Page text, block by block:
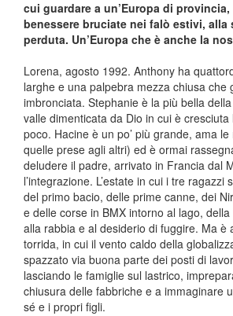
cui guardare a un’Europa di
benessere bruciate nei falò estivi, alla
perduta. Un’Europa che è anche la
Lorena, agosto 1992. Anthony ha
larghe e una palpebra mezza chiusa che
imbronciata. Stephanie è la più bella
valle dimenticata da Dio in cui è cresciuta
poco. Hacine è un po’ più grande, ama
quelle prese agli altri) ed è ormai
deludere il padre, arrivato in Francia dal
l’integrazione. L’estate in cui i tre ragazzi
del primo bacio, delle prime canne, dei
e delle corse in BMX intorno al lago,
alla rabbia e al desiderio di fuggire. Ma è
torrida, in cui il vento caldo della
spazzato via buona parte dei posti di
lasciando le famiglie sul lastrico,
chiusura delle fabbriche e a immaginare
sé e i propri figli.